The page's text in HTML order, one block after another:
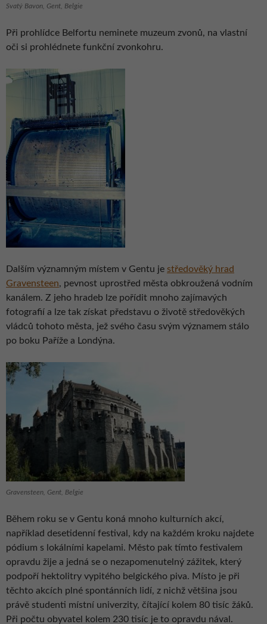
Svatý Bavon, Gent, Belgie
Při prohlídce Belfortu neminete muzeum zvonů, na vlastní
oči si prohlédnete funkční zvonkohru.
Dalším významným místem v Gentu je středověký hrad
Gravensteen, pevnost uprostřed města obkroužená vodním
kanálem. Z jeho hradeb lze pořídit mnoho zajímavých
fotografií a lze tak získat představu o životě středověkých
vládců tohoto města, jež svého času svým významem stálo
po boku Paříže a Londýna.
Gravensteen, Gent, Belgie
Během roku se v Gentu koná mnoho kulturních akcí,
například desetidenní festival, kdy na každém kroku najdete
pódium s lokálními kapelami. Město pak tímto festivalem
opravdu žije a jedná se o nezapomenutelný zážitek, který
podpoří hektolitry vypitého belgického piva. Místo je při
těchto akcích plné spontánních lidí, z nichž většina jsou
právě studenti místní univerzity, čítající kolem 80 tisíc žáků.
Při počtu obyvatel kolem 230 tisíc je to opravdu nával.